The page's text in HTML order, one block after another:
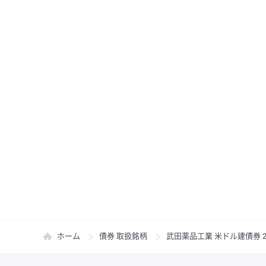
ホーム 債券 取扱銘柄 武田薬品工業 米ドル建債券